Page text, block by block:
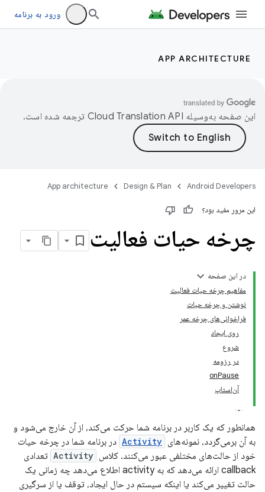
ورود به برنامه
APP ARCHITECTURE
این صفحه به‌وسیله ترجمه شده است.
Android Developers
Design & Plan
App architecture
این مرور مفید بود؟
چرخه حیات فعالیت
در این صفحه
مفاهیم چرخه حیات فعالیت
نوشتن و چرخه حیات
فراخوانی‌های چرخه عمر
روی ایجاد
شروع
در رزومه
onPause
آن‌استاپ
همانطور که یک کاربر در برنامه شما حرکت می‌کند، از آن خارج می‌شود و
به آن برمی‌گردد، نمونه‌های Activity در برنامه شما در چرخه حیات
خود از حالت‌های مختلفی عبور می‌کنند. کلاس Activity تعدادی
callback ارائه می‌دهد که به activity اطلاع می‌دهد چه زمانی یک
حالت تغییر می‌کند یا اینکه سیستم در حال ایجاد، توقف یا از سرگیری